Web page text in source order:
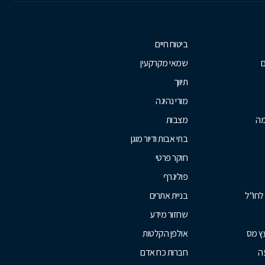
לחו"ל
מס
ביטוח חיים
שמאי מקרקעין
תיווך
מורי נהיגה
מצבות
בתי אבות ודיור מוגן
חוקר פרטי
פוליגרף
בניית אתרים
שחזור מידע
אולפן הקלטות
חברות כח אדם